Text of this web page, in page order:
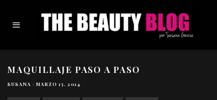
MAQUILLAJE PASO A PASO
SUSANA · MARZO 15, 2014